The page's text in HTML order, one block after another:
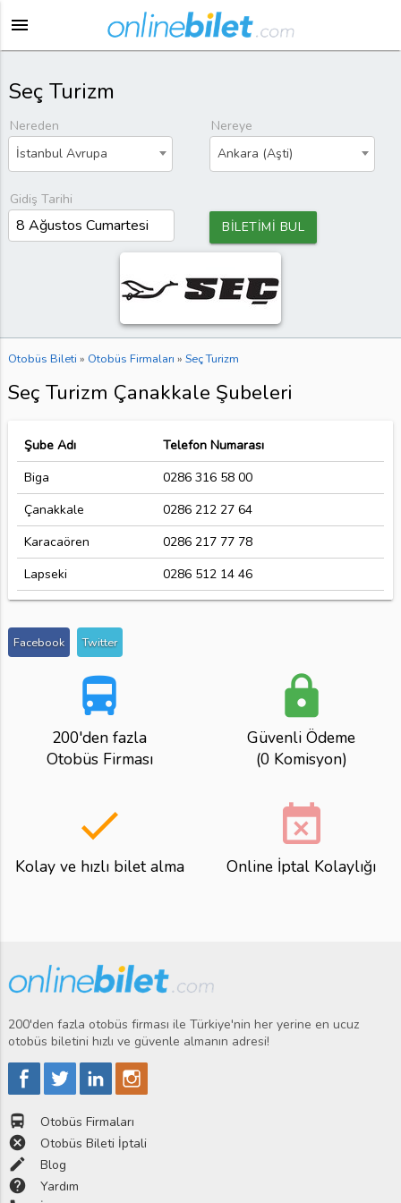
menu
Seç Turizm
Nereden
İstanbul Avrupa
Nereye
Ankara (Aşti)
Gidiş Tarihi
BİLETİMİ BUL
Otobüs Bileti » Otobüs Firmaları » Seç Turizm
Seç Turizm Çanakkale Şubeleri
Şube Adı
Telefon Numarası
Biga
0286 316 58 00
Çanakkale
0286 212 27 64
Karacaören
0286 217 77 78
Lapseki
0286 512 14 46
Facebook Twitter
directions_bus
200'den fazla
Otobüs Firması
lock
Güvenli Ödeme
(0 Komisyon)
done
Kolay ve hızlı bilet alma
event_busy
Online İptal Kolaylığı
200'den fazla otobüs firması ile Türkiye'nin her yerine en ucuz
otobüs biletini hızlı ve güvenle almanın adresi!
directions_bus Otobüs Firmaları
cancel Otobüs Bileti İptali
edit Blog
help Yardım